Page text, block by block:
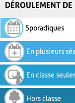
DÉROULEMENT
Sporadiques
En plusieurs
En classe
Hors classe